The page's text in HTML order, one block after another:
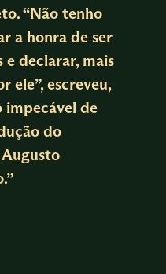
“Não tenho
a honra de ser
e declarar, mais
ele”, escreveu,
impecável de
do